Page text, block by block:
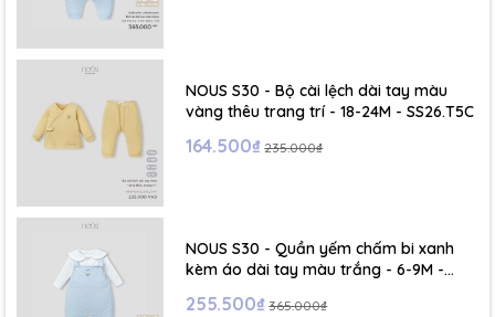
NOUS S30 - Bộ cài lệch dài tay màu
vàng thêu trang trí - 18-24M - SS26.T5C
164.500₫ 235.000₫
NOUS S30 - Quần yếm chấm bi xanh
kèm áo dài tay màu trắng - 6-9M -
255.500₫ 365.000₫